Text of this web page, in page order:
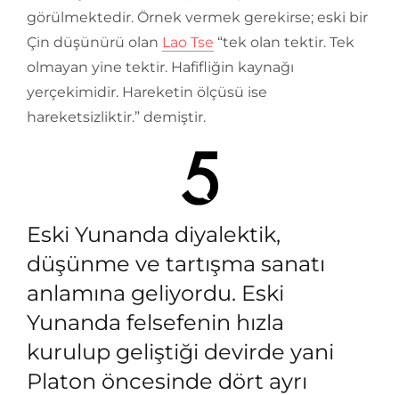
görülmektedir. Örnek vermek gerekirse; eski bir
Çin düşünürü olan Lao Tse “tek olan tektir. Tek
olmayan yine tektir. Hafifliğin kaynağı
yerçekimidir. Hareketin ölçüsü ise
hareketsizliktir.” demiştir.
Eski Yunanda diyalektik,
düşünme ve tartışma sanatı
anlamına geliyordu. Eski
Yunanda felsefenin hızla
kurulup geliştiği devirde yani
Platon öncesinde dört ayrı